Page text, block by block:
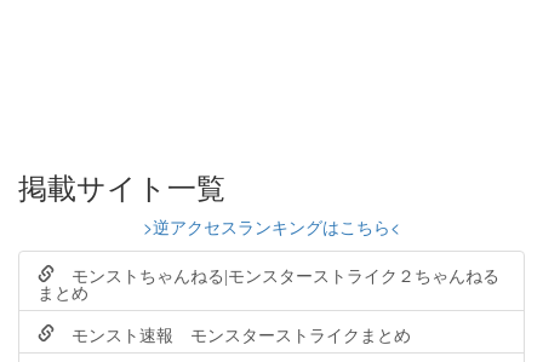
掲載サイト一覧
>逆アクセスランキングはこちら<
モンストちゃんねる|モンスターストライク２ちゃんねる
まとめ
モンスト速報 モンスターストライクまとめ